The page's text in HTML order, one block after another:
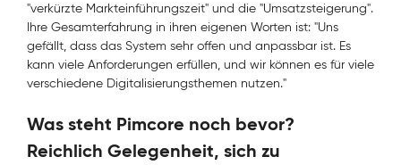
"verkürzte Markteinführungszeit" und die "Umsatzsteigerung".
Ihre Gesamterfahrung in ihren eigenen Worten ist: "Uns
gefällt, dass das System sehr offen und anpassbar ist. Es
kann viele Anforderungen erfüllen, und wir können es für viele
verschiedene Digitalisierungsthemen nutzen."
Was steht Pimcore noch bevor?
Reichlich Gelegenheit, sich zu